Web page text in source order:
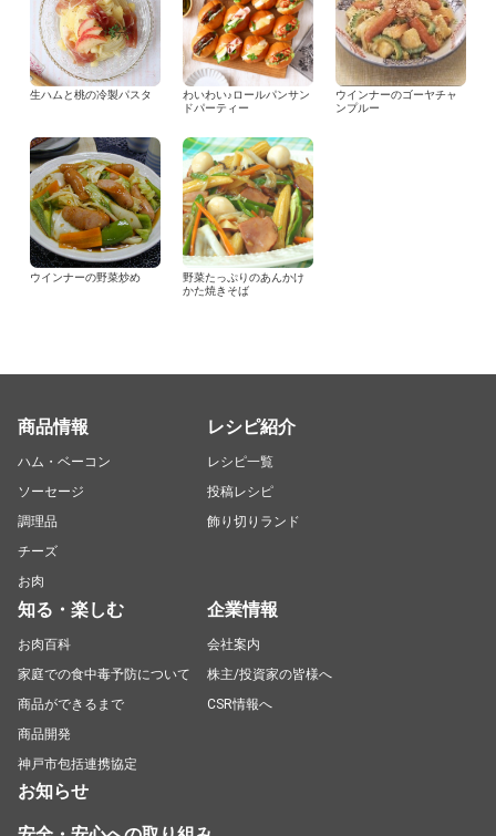
生ハムと桃の冷製パスタ
わいわい♪ロールパンサン
ドパーティー
ウインナーのゴーヤチャ
ンプルー
ウインナーの野菜炒め
野菜たっぷりのあんかけ
かた焼きそば
商品情報
ハム・ベーコン
ソーセージ
調理品
チーズ
お肉
レシピ紹介
レシピ一覧
投稿レシピ
飾り切りランド
知る・楽しむ
お肉百科
家庭での食中毒予防について
商品ができるまで
商品開発
神戸市包括連携協定
企業情報
会社案内
株主/投資家の皆様へ
CSR情報へ
お知らせ